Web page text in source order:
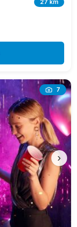
27 km
7
›